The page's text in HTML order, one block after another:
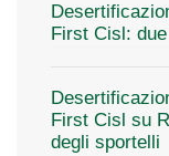
First Cisl:
First Cisl su
degli sportelli